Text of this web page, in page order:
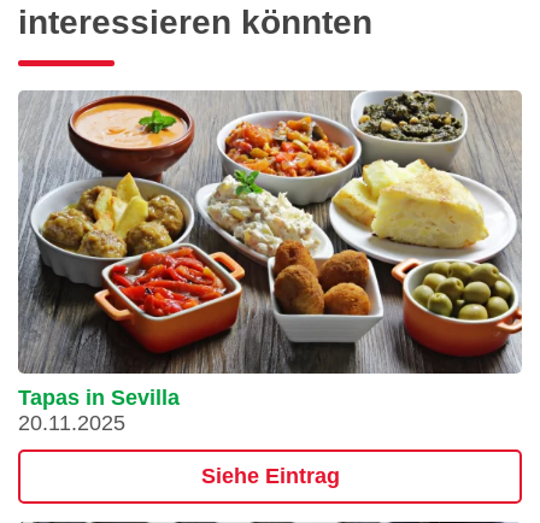
interessieren könnten
Tapas in Sevilla
20.11.2025
Siehe Eintrag